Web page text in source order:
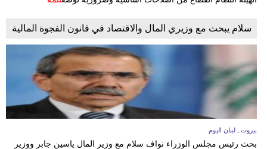
سلام يبحث مع وزيري المال والاقتصاد في قانون الفجوة المالية
بيروت ـ لبنان اليوم
بحث رئيس مجلس الوزراء نواف سلام مع وزير المال ياسين جابر ووزير